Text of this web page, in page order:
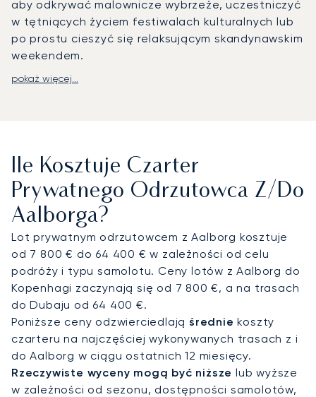
aby odkrywać malownicze wybrzeże, uczestniczyć
w tętniących życiem festiwalach kulturalnych lub
po prostu cieszyć się relaksującym skandynawskim
weekendem.
Całkowicie dostosowujemy się do Państwa
się wykwintną kuchnią i luksusowymi
udogodnieniami dostosowanymi do Państwa
gustu.
Prosimy o kontakt z naszymi dedykowanymi
doradcami ds. lotnictwa, aby zorganizować
Państwa lot do Aalborg. Jako wiodący niezależny
broker, LunaJets zapewnia bezstronne doradztwo
i nieograniczony dostęp do globalnej floty ponad
4 800 samolotów. Ta niezależność gwarantuje, że
znajdziemy idealnie dopasowany prywatny
odrzutowiec na Państwa podróż, zapewniając
sprawną i bezproblemową podróż do północnej
Danii.
pokaż więcej...
Ile Kosztuje Czarter
Prywatnego Odrzutowca Z/do
Aalborga?
Lot prywatnym odrzutowcem z Aalborg kosztuje
od 7 800 € do 64 400 € w zależności od celu
podróży i typu samolotu. Ceny lotów z Aalborg do
Kopenhagi zaczynają się od 7 800 €, a na trasach
do Dubaju od 64 400 €.
Poniższe ceny odzwierciedlają średnie koszty
czarteru na najczęściej wykonywanych trasach z i
do Aalborg w ciągu ostatnich 12 miesięcy.
Rzeczywiste wyceny mogą być niższe lub wyższe
w zależności od sezonu, dostępności samolotów,